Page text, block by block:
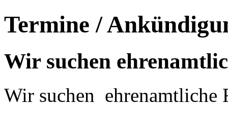
Termine /
Wir suchen
Wir suchen ehrenamtliche